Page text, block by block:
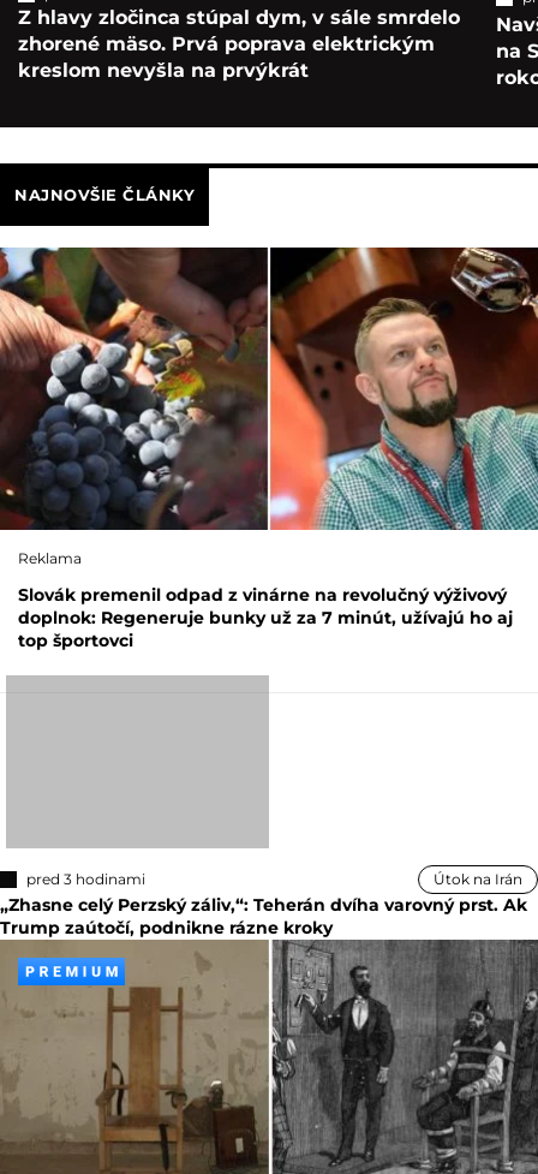
Z hlavy zločinca stúpal dym, v sále smrdelo
zhorené mäso. Prvá poprava elektrickým
kreslom nevyšla na prvýkrát
na
NAJNOVŠIE ČLÁNKY
Reklama
Slovák premenil odpad z vinárne na revolučný výživový
doplnok: Regeneruje bunky už za 7 minút, užívajú ho aj
top športovci
pred 3 hodinami Útok na Irán
„Zhasne celý Perzský záliv,“: Teherán dvíha varovný prst. Ak
Trump zaútočí, podnikne rázne kroky